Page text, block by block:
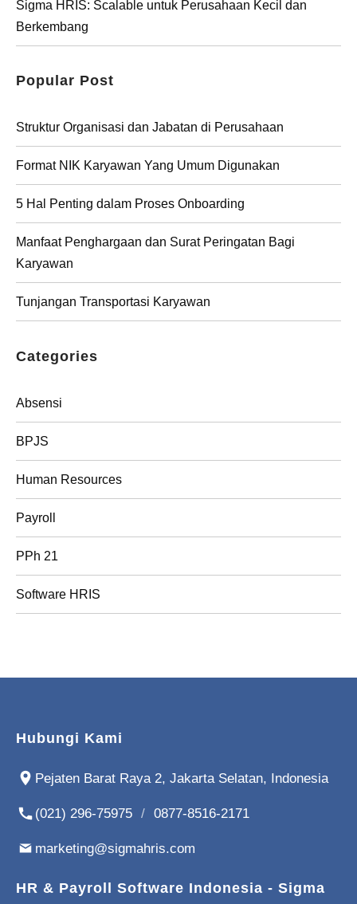
Sigma HRIS: Scalable untuk Perusahaan Kecil dan
Berkembang
Popular Post
Struktur Organisasi dan Jabatan di Perusahaan
Format NIK Karyawan Yang Umum Digunakan
5 Hal Penting dalam Proses Onboarding
Manfaat Penghargaan dan Surat Peringatan Bagi
Karyawan
Tunjangan Transportasi Karyawan
Categories
Absensi
BPJS
Human Resources
Payroll
PPh 21
Software HRIS
Hubungi Kami
Pejaten Barat Raya 2, Jakarta Selatan, Indonesia
(021) 296-75975 / 0877-8516-2171
marketing@sigmahris.com
HR & Payroll Software Indonesia - Sigma